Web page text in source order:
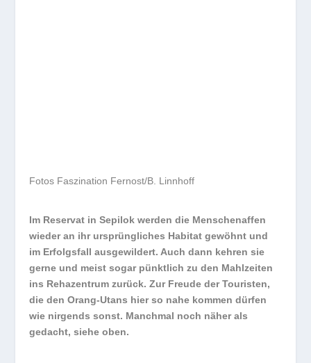
Fotos Faszination Fernost/B. Linnhoff
Im Reservat in Sepilok werden die Menschenaffen
wieder an ihr ursprüngliches Habitat gewöhnt und
im Erfolgsfall ausgewildert. Auch dann kehren sie
gerne und meist sogar pünktlich zu den Mahlzeiten
ins Rehazentrum zurück. Zur Freude der Touristen,
die den Orang-Utans hier so nahe kommen dürfen
wie nirgends sonst. Manchmal noch näher als
gedacht, siehe oben.